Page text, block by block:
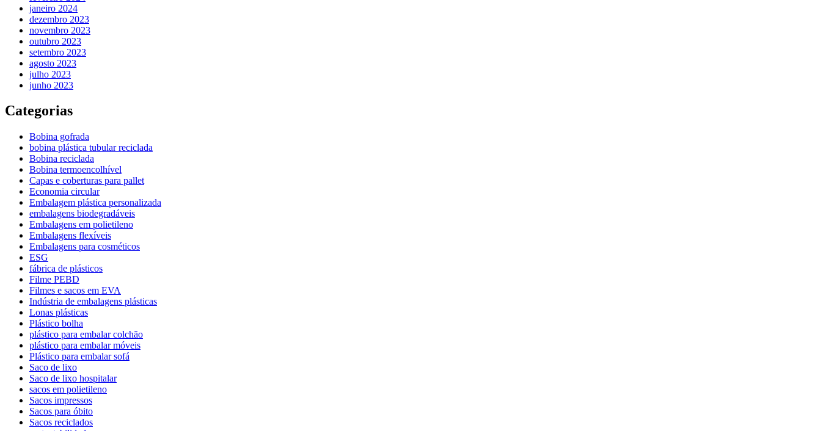
janeiro 2024
dezembro 2023
novembro 2023
outubro 2023
setembro 2023
agosto 2023
julho 2023
junho 2023
Categorias
Bobina gofrada
bobina plástica tubular reciclada
Bobina reciclada
Bobina termoencolhível
Capas e coberturas para pallet
Economia circular
Embalagem plástica personalizada
embalagens biodegradáveis
Embalagens em polietileno
Embalagens flexíveis
Embalagens para cosméticos
ESG
fábrica de plásticos
Filme PEBD
Filmes e sacos em EVA
Indústria de embalagens plásticas
Lonas plásticas
Plástico bolha
plástico para embalar colchão
plástico para embalar móveis
Plástico para embalar sofá
Saco de lixo
Saco de lixo hospitalar
sacos em polietileno
Sacos impressos
Sacos para óbito
Sacos reciclados